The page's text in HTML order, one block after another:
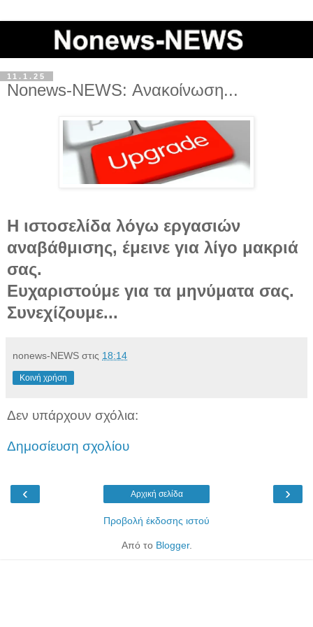
11.1.25
Nonews-ΝEWS: Ανακοίνωση...
Η ιστοσελίδα λόγω εργασιών
αναβάθμισης, έμεινε για λίγο μακριά
σας.
Ευχαριστούμε για τα μηνύματα σας.
Συνεχίζουμε...
nonews-NEWS στις 18:14
Κοινή χρήση
Δεν υπάρχουν σχόλια:
Δημοσίευση σχολίου
‹ ›
Αρχική σελίδα
Προβολή έκδοσης ιστού
Από το Blogger.